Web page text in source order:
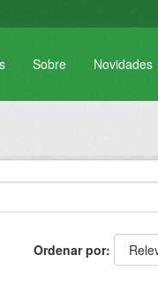
Sobre Novidades
Ordenar por